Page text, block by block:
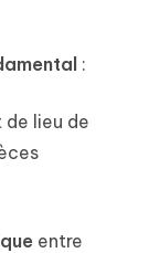
:
de lieu de
entre